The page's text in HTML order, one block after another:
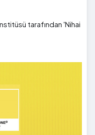
tarafından 'Nihai